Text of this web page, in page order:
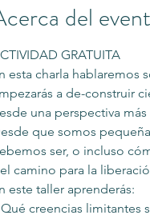
del
GRATUITA
esta charla hablaremos
a de-construir
una perspectiva más
que somos
ser, o incluso
camino para la
este taller aprenderás:
creencias limitantes